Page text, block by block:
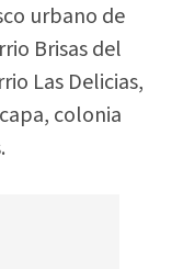
urbano de
Brisas del
Las Delicias,
colonia